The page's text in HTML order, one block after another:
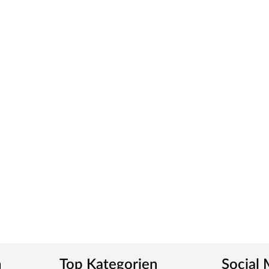
Top Kategorien Social